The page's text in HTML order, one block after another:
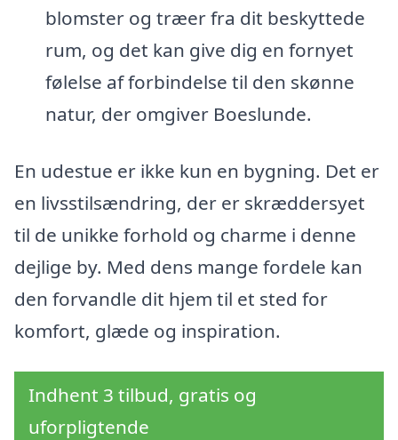
blomster og træer fra dit beskyttede
rum, og det kan give dig en fornyet
følelse af forbindelse til den skønne
natur, der omgiver Boeslunde.
En udestue er ikke kun en bygning. Det er
en livsstilsændring, der er skræddersyet
til de unikke forhold og charme i denne
dejlige by. Med dens mange fordele kan
den forvandle dit hjem til et sted for
komfort, glæde og inspiration.
Indhent 3 tilbud, gratis og
uforpligtende